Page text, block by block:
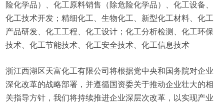
险化学品）、化工原料销售（除危险化学品）、化工设备、
化工技术开发；精细化工、生物化工、新型化工材料、化工
产品研发、化工工程、化工设计；化工分析检测、化工环保
技术、化工节能技术、化工安全技术、化工信息技术
浙江西湖区天富化工有限公司将根据党中央和国务院对企业
深化改革的战略部署，并遵循国资委关于推动企业壮大的相
关指导方针，我们将持续推进企业深层次改革，以实现产业